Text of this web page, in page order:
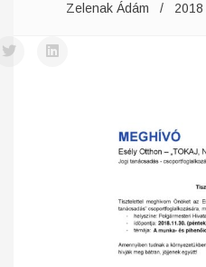
Zelenak Ádám 2018